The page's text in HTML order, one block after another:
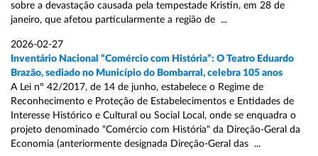
sobre a devastação causada pela tempestade Kristin, em 28 de
janeiro, que afetou particularmente a região de ...
2026-02-27
Inventário Nacional “Comércio com História”: O Teatro Eduardo
Brazão, sediado no Município do Bombarral, celebra 105 anos
A Lei nº 42/2017, de 14 de junho, estabelece o Regime de
Reconhecimento e Proteção de Estabelecimentos e Entidades de
Interesse Histórico e Cultural ou Social Local, onde se enquadra o
projeto denominado "Comércio com História" da Direção-Geral da
Economia (anteriormente designada Direção-Geral das ...